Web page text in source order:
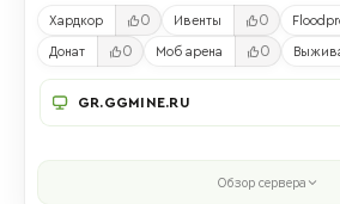
Хардкор 0 Ивенты 0
Донат 0 Моб арена 0
GR.GGMINE.RU
Обзор сервера